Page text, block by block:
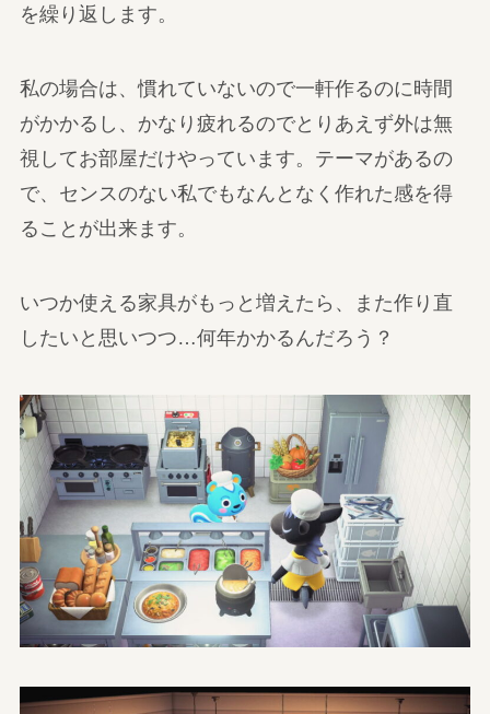
を繰り返します。
私の場合は、慣れていないので一軒作るのに時間
がかかるし、かなり疲れるのでとりあえず外は無
視してお部屋だけやっています。テーマがあるの
で、センスのない私でもなんとなく作れた感を得
ることが出来ます。
いつか使える家具がもっと増えたら、また作り直
したいと思いつつ…何年かかるんだろう？